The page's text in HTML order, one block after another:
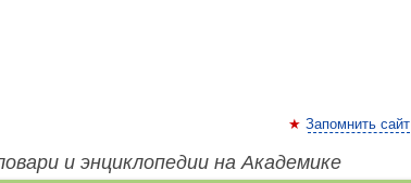
Запомнить сайт
и энциклопедии на Академике